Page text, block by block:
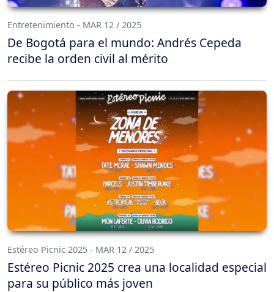
Entretenimiento - MAR 12 / 2025
De Bogotá para el mundo: Andrés Cepeda
recibe la orden civil al mérito
Estéreo Picnic 2025 - MAR 12 / 2025
Estéreo Picnic 2025 crea una localidad especial
para su público más joven